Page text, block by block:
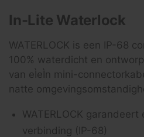
In-Lite Waterlock
WATERLOCK is een IP-68
100% waterdicht en
van eÌeÌn mini-
natte
WATERLOCK
verbinding (IP-68)